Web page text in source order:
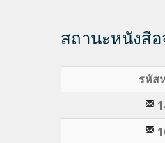
สถานะหนังสื
รหัส